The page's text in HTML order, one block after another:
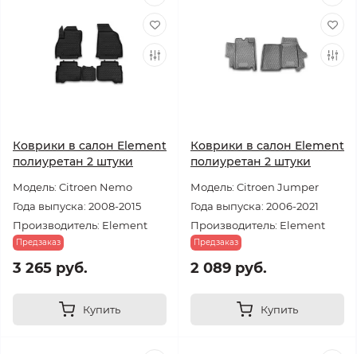
Коврики в салон Element
полиуретан 2 штуки
Модель: Citroen Nemo
Года выпуска: 2008-2015
Производитель: Element
Предзаказ
3 265 руб.
Купить
Коврики в салон Element
полиуретан 2 штуки
Модель: Citroen Jumper
Года выпуска: 2006-2021
Производитель: Element
Предзаказ
2 089 руб.
Купить